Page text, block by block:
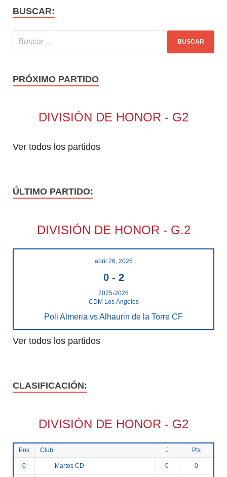
BUSCAR:
PRÓXIMO PARTIDO
DIVISIÓN DE HONOR - G2
Ver todos los partidos
ÚLTIMO PARTIDO:
DIVISIÓN DE HONOR - G.2
abril 26, 2026
0- 2
2025-2026
CDM Los Ángeles
Poli Almeria vs Alhaurin de la Torre CF
Ver todos los partidos
CLASIFICACIÓN:
DIVISIÓN DE HONOR - G2
Pos Club J Pts
0 Martos CD 0 0